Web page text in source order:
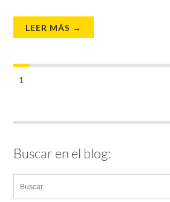
LEER MÁS →
1
Buscar en el blog: